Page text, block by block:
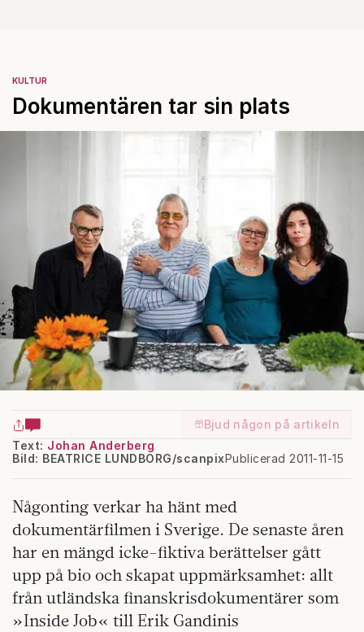
KULTUR
Dokumentären tar sin plats
Bjud någon på artikeln
Text: Johan Anderberg
Publicerad 2011-11-15
Bild: BEATRICE LUNDBORG/scanpix
Någonting verkar ha hänt med
dokumentärfilmen i Sverige. De senaste åren
har en mängd icke-fiktiva berättelser gått
upp på bio och skapat uppmärksamhet: allt
från utländska finanskrisdokumentärer som
»Inside Job« till Erik Gandinis